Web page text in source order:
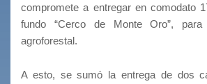
compromete a entregar en comodato
fundo “Cerco de Monte Oro”,
agroforestal.
A esto, se sumó la entrega de dos